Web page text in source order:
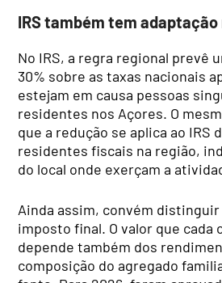
IRS também tem
No IRS, a regra regional prevê
30% sobre as taxas nacionais
estejam em causa pessoas
residentes nos Açores. O
que a redução se aplica ao IRS
residentes fiscais na região,
do local onde exerçam a
Ainda assim, convém
imposto final. O valor que cada
depende também dos
composição do agregado